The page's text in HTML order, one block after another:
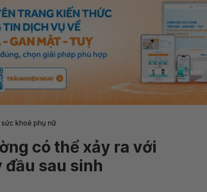
sức khoẻ phụ nữ
có thể xảy ra với
đầu sau sinh